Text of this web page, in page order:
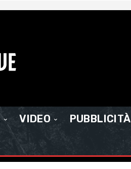
VIDEO
PUBBLICITÀ